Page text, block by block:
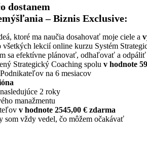
dostanem
– Biznis Exclusive:
ktoré ma naučia dosahovať moje ciele a
všetkých lekcií online kurzu Systém
sa efektívne plánovať, odhaľovať a
Strategický Coaching spolu v hodnote
na 6 mesiacov
2 roky
manažmentu
v hodnote 2545,00 € zdarma
som vždy vedel, čo môžem očakávať